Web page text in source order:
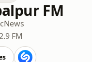
FM
News
FM